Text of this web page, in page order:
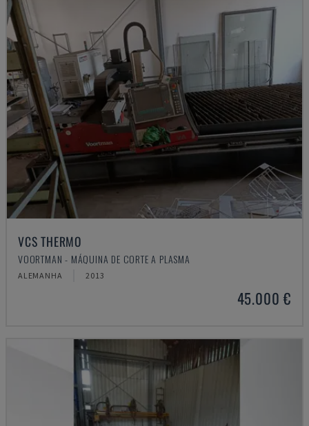
VCS THERMO
VOORTMAN - MÁQUINA DE CORTE A PLASMA
ALEMANHA 2013
45.000 €